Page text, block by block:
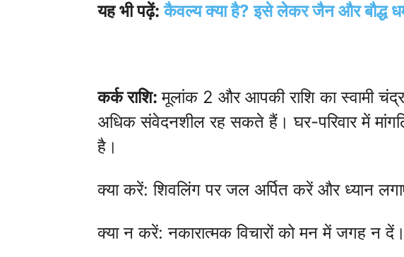
यह भी पढ़ें:कैवल्य क्या है? इसे लेकर जैन और बौद्ध
कर्क राशि:मूलांक 2 और आपकी राशि का स्वामी
अधिक संवेदनशील रह सकते हैं। घर-परिवार में
है।
क्या करें: शिवलिंग पर जल अर्पित करें और ध्यान
क्या न करें: नकारात्मक विचारों को मन में जगह न दें।